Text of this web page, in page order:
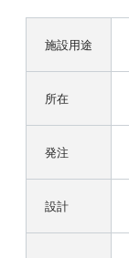
施設用途
所在
発注
設計